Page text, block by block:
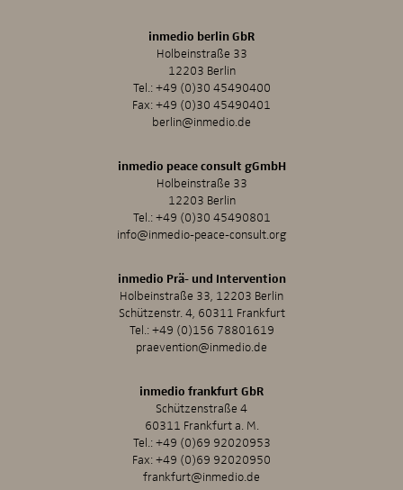
inmedio berlin GbR
Holbeinstraße 33
12203 Berlin
Tel.:+49 (0)30 45490400
Fax: +49 (0)30 45490401
berlin@inmedio.de
inmedio peace consult gGmbH
Holbeinstraße 33
12203 Berlin
Tel.:+49 (0)30 45490801
info@inmedio-peace-consult.org
inmedio Prä- und Intervention
Holbeinstraße 33, 12203 Berlin
Schützenstr. 4, 60311 Frankfurt
Tel.:+49 (0)156 78801619
praevention@inmedio.de
inmedio frankfurt GbR
Schützenstraße 4
60311 Frankfurt a. M.
Tel.:+49 (0)69 92020953
Fax: +49 (0)69 92020950
frankfurt@inmedio.de